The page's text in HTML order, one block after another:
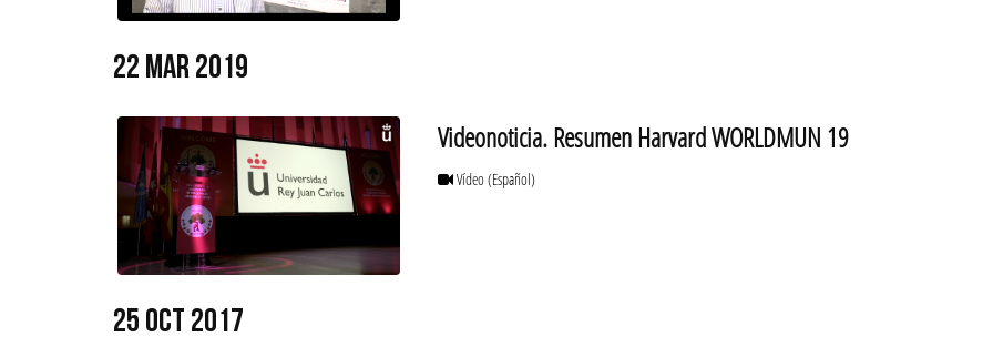
22 MAR 2019
Videonoticia. Resumen Harvard WORLDMUN 19
Vídeo(Español)
25 OCT 2017